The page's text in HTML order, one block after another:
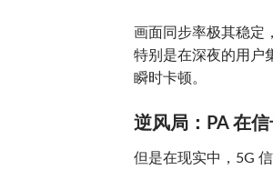
画面同步率极其稳定
特别是在深夜的用户
瞬时卡顿。
逆风局：PA 在
但是在现实中，5G